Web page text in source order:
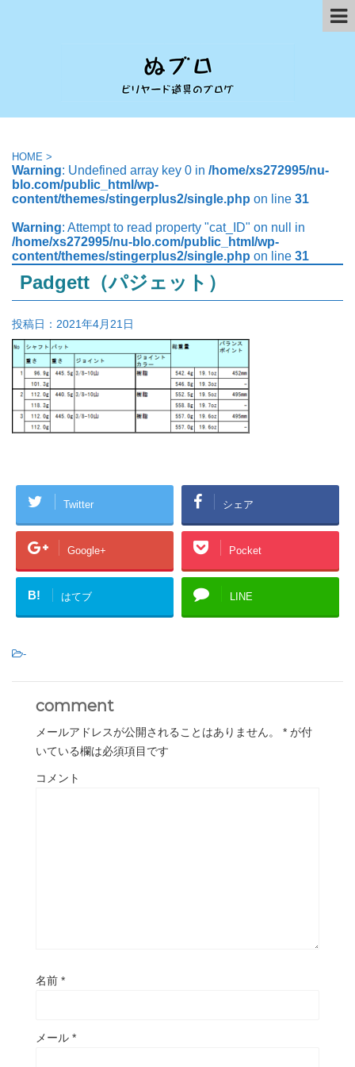
HOME >
Warning: Undefined array key 0 in /home/xs272995/nu-
blo.com/public_html/wp-
content/themes/stingerplus2/single.php on line 31
Warning: Attempt to read property "cat_ID" on null in
/home/xs272995/nu-blo.com/public_html/wp-
content/themes/stingerplus2/single.php on line 31
Padgett（パジェット）
投稿日： 2021年4月21日
Twitter シェア
Google+ Pocket
B! はてブ LINE
-
comment
メールアドレスが公開されることはありません。 * が付
いている欄は必須項目です
コメント
名前 *
メール *